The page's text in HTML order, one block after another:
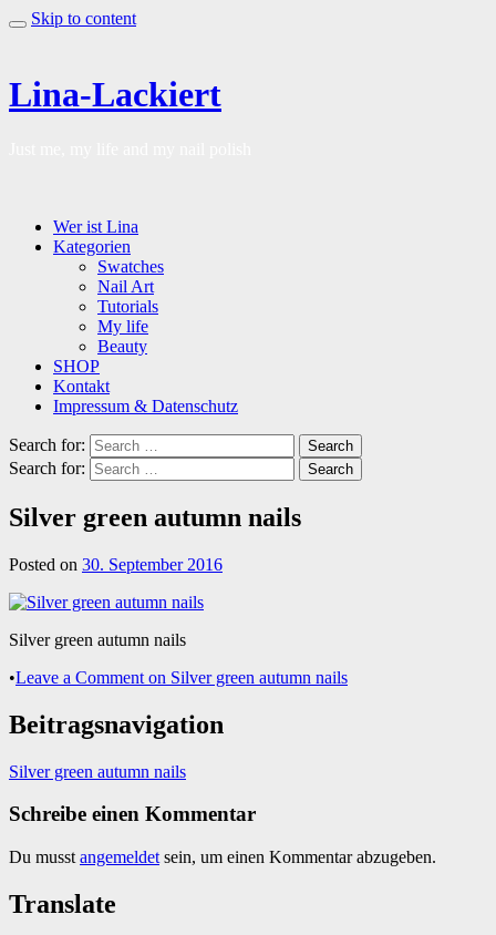
Skip to content
Lina-Lackiert
Wer ist Lina
Kategorien
Swatches
Nail Art
Tutorials
My life
Beauty
SHOP
Kontakt
Impressum & Datenschutz
Search for: Search
Search for: Search
Silver green autumn nails
Posted on 30. September 2016
Silver green autumn nails
•Leave a Comment on Silver green autumn nails
Beitragsnavigation
Silver green autumn nails
Schreibe einen Kommentar
Du musst angemeldet sein, um einen Kommentar abzugeben.
Translate